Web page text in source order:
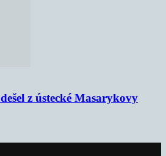
z ústecké Masarykovy